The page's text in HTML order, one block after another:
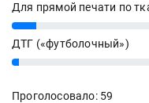
Для прямой печати по
10%
ДТГ («футболочный»)
3%
Проголосовало: 59